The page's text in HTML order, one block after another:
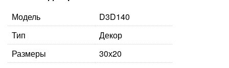
Модель
D3D140
Тип
Декор
Размеры
30х20